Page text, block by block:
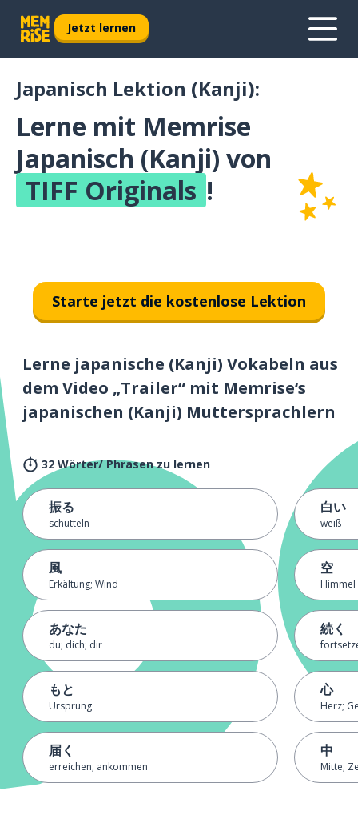
Jetzt lernen
Japanisch Lektion (Kanji):
Lerne mit Memrise
Japanisch (Kanji) von
TIFF Originals !
Starte jetzt die kostenlose Lektion
Lerne japanische (Kanji) Vokabeln aus
dem Video „Trailer“ mit Memrise‘s
japanischen (Kanji) Muttersprachlern
32 Wörter/ Phrasen zu lernen
振る
schütteln
風
Erkältung; Wind
あなた
du; dich; dir
もと
Ursprung
届く
erreichen; ankommen
白い
weiß
空
Himmel
続く
心
Herz;
中
Mitte;